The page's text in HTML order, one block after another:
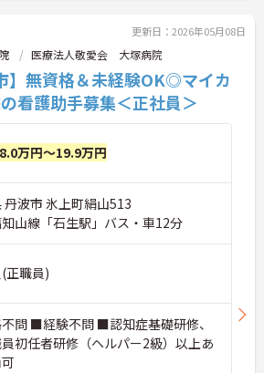
更新日：2026年05月08日
医療法人敬愛会 大塚病院
】無資格＆未経験OK◎マイカ
看護助手募集＜正社員＞
万円～19.9万円
丹波市 氷上町絹山513
知山線「石生駅」バス・車12分
正職員)
問 ■経験不問 ■認知症基礎研修、
初任者研修（ヘルパー2級）以上あ